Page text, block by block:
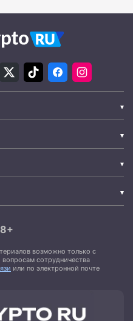
возможно только с
сотрудничества
или по электронной почте